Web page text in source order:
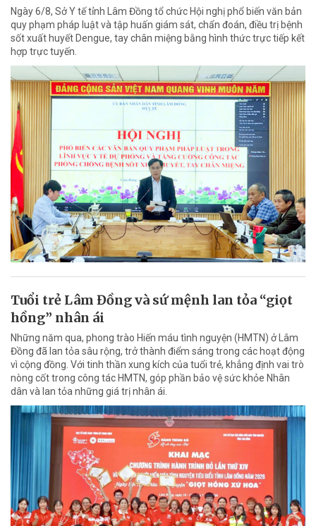
Ngày 6/8, Sở Y tế tỉnh Lâm Đồng tổ chức Hội nghị phổ biến văn bản
quy phạm pháp luật và tập huấn giám sát, chẩn đoán, điều trị bệnh
sốt xuất huyết Dengue, tay chân miệng bằng hình thức trực tiếp kết
hợp trực tuyến.
Tuổi trẻ Lâm Đồng và sứ mệnh lan tỏa “giọt
hồng” nhân ái
Những năm qua, phong trào Hiến máu tình nguyện (HMTN) ở Lâm
Đồng đã lan tỏa sâu rộng, trở thành điểm sáng trong các hoạt động
vì cộng đồng. Với tinh thần xung kích của tuổi trẻ, khẳng định vai trò
nòng cốt trong công tác HMTN, góp phần bảo vệ sức khỏe Nhân
dân và lan tỏa những giá trị nhân ái.